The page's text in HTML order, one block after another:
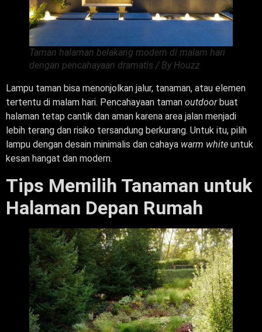
Taman halaman belakang modern di malam hari
dengan pencahayaan dramatis / By Houzz
Lampu taman bisa menonjolkan jalur, tanaman, atau elemen
tertentu di malam hari. Pencahayaan taman outdoorbuat
halaman tetap cantik dan aman karena area jalan menjadi
lebih terang dan risiko tersandung berkurang. Untuk itu, pilih
lampu dengan desain minimalis dan cahaya warm white untuk
kesan hangat dan modern.
Tips Memilih Tanaman untuk
Halaman Depan Rumah